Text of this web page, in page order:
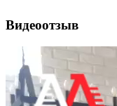
Видеоотзыв